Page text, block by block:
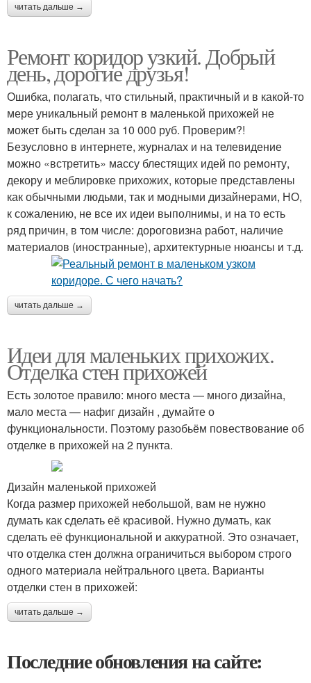
читать дальше →
Ремонт коридор узкий. Добрый
день, дорогие друзья!
Ошибка, полагать, что стильный, практичный и в какой-то
мере уникальный ремонт в маленькой прихожей не
может быть сделан за 10 000 руб. Проверим?!
Безусловно в интернете, журналах и на телевидение
можно «встретить» массу блестящих идей по ремонту,
декору и меблировке прихожих, которые представлены
как обычными людьми, так и модными дизайнерами, НО,
к сожалению, не все их идеи выполнимы, и на то есть
ряд причин, в том числе: дороговизна работ, наличие
материалов (иностранные), архитектурные нюансы и т.д.
читать дальше →
Идеи для маленьких прихожих.
Отделка стен прихожей
Есть золотое правило: много места — много дизайна,
мало места — нафиг дизайн , думайте о
функциональности. Поэтому разобьём повествование об
отделке в прихожей на 2 пункта.
Дизайн маленькой прихожей
Когда размер прихожей небольшой, вам не нужно
думать как сделать её красивой. Нужно думать, как
сделать её функциональной и аккуратной. Это означает,
что отделка стен должна ограничиться выбором строго
одного материала нейтрального цвета. Варианты
отделки стен в прихожей:
читать дальше →
Последние обновления на сайте: